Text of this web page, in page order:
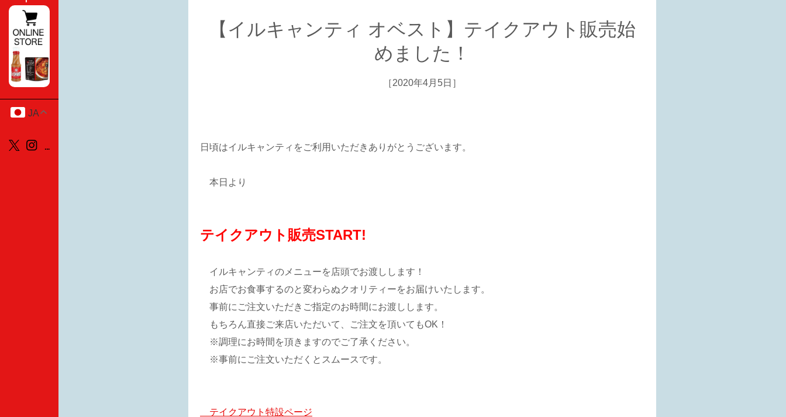
JA
【イルキャンティ オベスト】テイクアウト販売始
めました！
［2020年4月5日］
日頃はイルキャンティをご利用いただきありがとうございます。
本日より
テイクアウト販売START!
イルキャンティのメニューを店頭でお渡しします！
お店でお食事するのと変わらぬクオリティーをお届けいたします。
事前にご注文いただきご指定のお時間にお渡しします。
もちろん直接ご来店いただいて、ご注文を頂いてもOK！
※調理にお時間を頂きますのでご了承ください。
※事前にご注文いただくとスムースです。
テイクアウト特設ページ